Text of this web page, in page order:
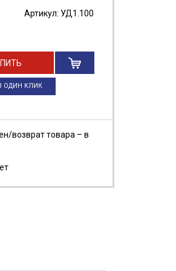
возврат товара – в
Артикул: УД1.100
ОДИН КЛИК